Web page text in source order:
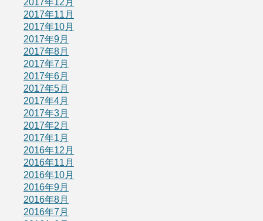
2017年12月
2017年11月
2017年10月
2017年9月
2017年8月
2017年7月
2017年6月
2017年5月
2017年4月
2017年3月
2017年2月
2017年1月
2016年12月
2016年11月
2016年10月
2016年9月
2016年8月
2016年7月